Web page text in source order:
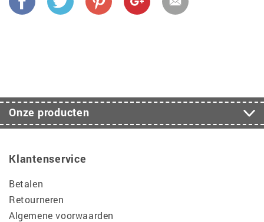
Onze producten
Klantenservice
Betalen
Retourneren
Algemene voorwaarden